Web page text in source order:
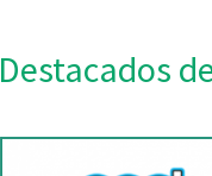
Destacados